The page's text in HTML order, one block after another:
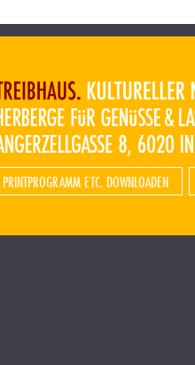
PRINTPROGRAMM ETC. DOWNLOADEN